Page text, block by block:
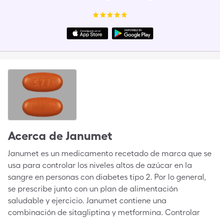
Acerca de Janumet
Janumet es un medicamento recetado de marca que se
usa para controlar los niveles altos de azúcar en la
sangre en personas con diabetes tipo 2. Por lo general,
se prescribe junto con un plan de alimentación
saludable y ejercicio. Janumet contiene una
combinación de sitagliptina y metformina. Controlar